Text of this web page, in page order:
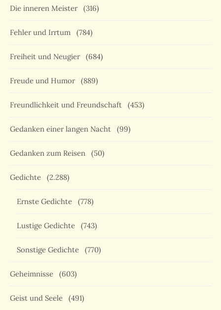
Die inneren Meister (316)
Fehler und Irrtum (784)
Freiheit und Neugier (684)
Freude und Humor (889)
Freundlichkeit und Freundschaft (453)
Gedanken einer langen Nacht (99)
Gedanken zum Reisen (50)
Gedichte (2.288)
Ernste Gedichte (778)
Lustige Gedichte (743)
Sonstige Gedichte (770)
Geheimnisse (603)
Geist und Seele (491)